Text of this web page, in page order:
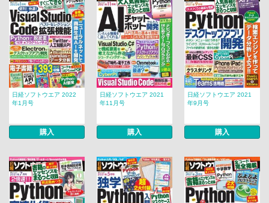
日経ソフトウエア 2022
年1月号
購入
日経ソフトウエア 2021
年11月号
購入
日経ソフトウエア 2021
年9月号
購入